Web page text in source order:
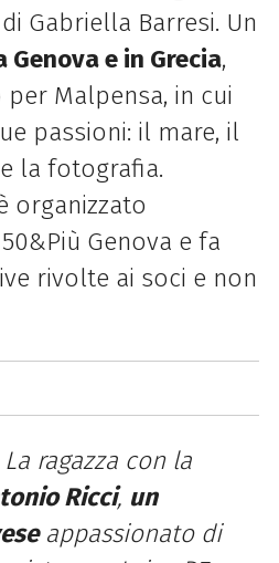
Gabriella Barresi. Un
e in Grecia,
Malpensa, in cui
passioni: il mare, il
la fotografia.
organizzato
Genova e fa
rivolte ai soci e non
ragazza con la
Ricci, un
appassionato di